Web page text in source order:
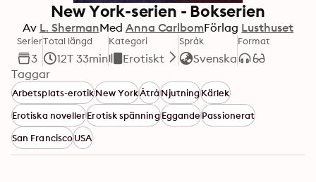
New York-serien - Bokserien
Av L. ShermanMed Anna CarlbomFörlag Lusthuset
Serier
3
Total längd
12T 33min
Kategori
Erotiskt
Språk
Svenska
Format
Taggar
Arbetsplats-erotikNew YorkÅtråNjutningKärlek
Erotiska novellerErotisk spänningEggandePassionerat
San FranciscoUSA